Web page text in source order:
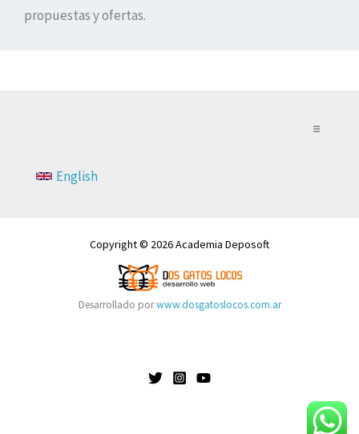
propuestas y ofertas.
Nosotros
Los cursos
Tienda
English
Copyright © 2026 Academia Deposoft
Desarrollado porwww.dosgatoslocos.com.ar